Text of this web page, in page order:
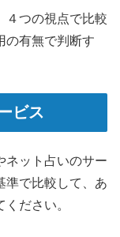
４つの視点で比較
の有無で判断す
ビス
ネット占いのサー
準で比較して、あ
ださい。